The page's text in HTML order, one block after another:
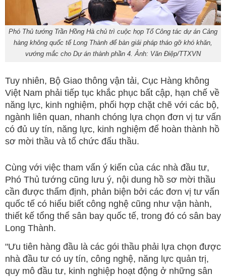
Phó Thủ tướng Trần Hồng Hà chủ trì cuộc họp Tổ Công tác dự án Cảng
hàng không quốc tế Long Thành để bàn giải pháp tháo gỡ khó khăn,
vướng mắc cho Dự án thành phần 4. Ảnh: Văn Điệp/TTXVN
Tuy nhiên, Bộ Giao thông vận tải, Cục Hàng không
Việt Nam phải tiếp tục khắc phục bất cập, hạn chế về
năng lực, kinh nghiệm, phối hợp chặt chẽ với các bộ,
ngành liên quan, nhanh chóng lựa chọn đơn vị tư vấn
có đủ uy tín, năng lực, kinh nghiệm để hoàn thành hồ
sơ mời thầu và tổ chức đấu thầu.
Cùng với việc tham vấn ý kiến của các nhà đầu tư,
Phó Thủ tướng cũng lưu ý, nội dung hồ sơ mời thầu
cần được thẩm định, phản biện bởi các đơn vị tư vấn
quốc tế có hiểu biết công nghệ cũng như vận hành,
thiết kế tổng thể sân bay quốc tế, trong đó có sân bay
Long Thành.
"Ưu tiên hàng đầu là các gói thầu phải lựa chọn được
nhà đầu tư có uy tín, công nghệ, năng lực quản trị,
quy mô đầu tư, kinh nghiệp hoạt động ở những sân